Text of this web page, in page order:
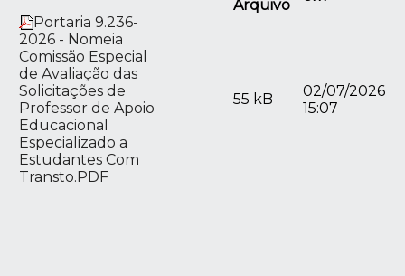
Arquivo
Portaria 9.236-
2026 - Nomeia
Comissão Especial
de Avaliação das
Solicitações de
Professor de Apoio
Educacional
Especializado a
Estudantes Com
Transto.PDF
55 kB
02/07/2026
15:07